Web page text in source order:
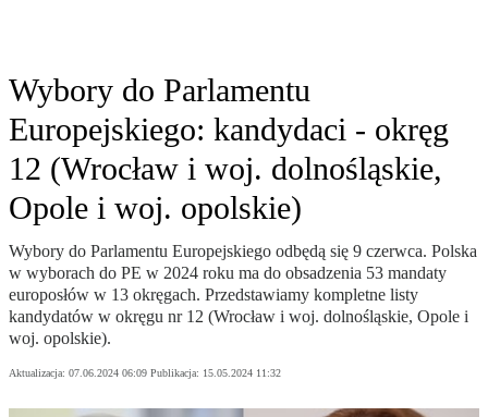
Wybory do Parlamentu
Europejskiego: kandydaci - okręg
12 (Wrocław i woj. dolnośląskie,
Opole i woj. opolskie)
Wybory do Parlamentu Europejskiego odbędą się 9 czerwca. Polska
w wyborach do PE w 2024 roku ma do obsadzenia 53 mandaty
europosłów w 13 okręgach. Przedstawiamy kompletne listy
kandydatów w okręgu nr 12 (Wrocław i woj. dolnośląskie, Opole i
woj. opolskie).
Aktualizacja: 07.06.2024 06:09 Publikacja: 15.05.2024 11:32